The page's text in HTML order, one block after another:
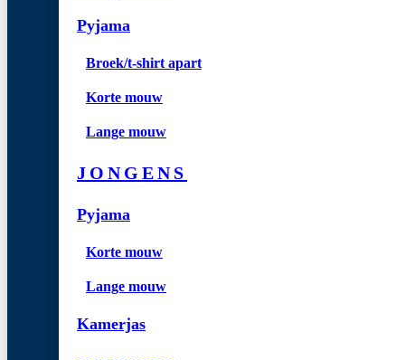
Pyjama
Broek/t-shirt apart
Korte mouw
Lange mouw
JONGENS
Pyjama
Korte mouw
Lange mouw
Kamerjas